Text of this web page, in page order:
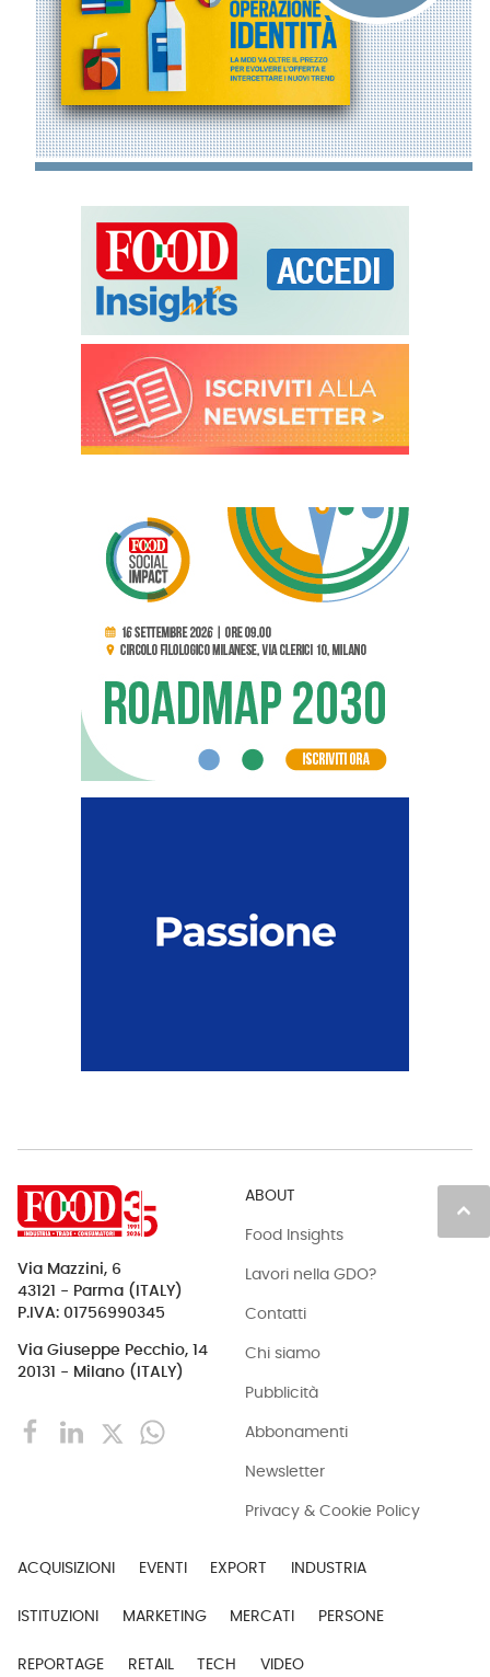
keyboard_arrow_up
Via Mazzini, 6
43121 - Parma (ITALY)
P.IVA: 01756990345
Via Giuseppe Pecchio, 14
20131 - Milano (ITALY)
ABOUT
Food Insights
Lavori nella GDO?
Contatti
Chi siamo
Pubblicità
Abbonamenti
Newsletter
Privacy & Cookie Policy
ACQUISIZIONI EVENTI EXPORT INDUSTRIA
ISTITUZIONI MARKETING MERCATI PERSONE
REPORTAGE RETAIL TECH VIDEO